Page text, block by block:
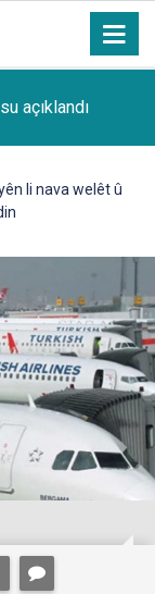
açıklandı
li nava welêt û